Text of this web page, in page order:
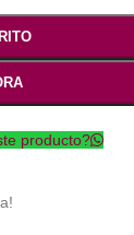
producto?